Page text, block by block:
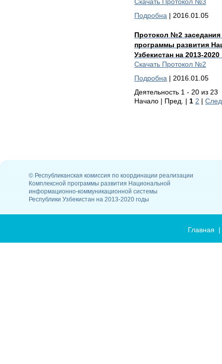
Подробна | 2016.01.05
Протокол №2
программы развития
Узбекистан на 2013-
Скачать Протокол №2
Подробна | 2016.01.05
Деятельность 1 - 20 из 23
Начало | Пред. | 1 2 |
© Республиканская комиссия по координации реализации
Комплексной программы развития Национальной
информационно-коммуникационной системы
Республики Узбекистан на 2013-2020 годы
Главная